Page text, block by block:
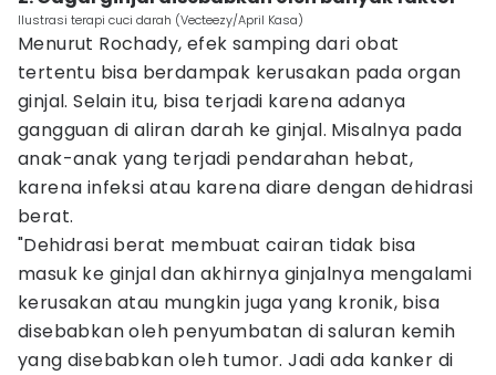
Ilustrasi terapi cuci darah (Vecteezy/April Kasa)
Menurut Rochady, efek samping dari obat
tertentu bisa berdampak kerusakan pada organ
ginjal. Selain itu, bisa terjadi karena adanya
gangguan di aliran darah ke ginjal. Misalnya pada
anak-anak yang terjadi pendarahan hebat,
karena infeksi atau karena diare dengan dehidrasi
berat.
"Dehidrasi berat membuat cairan tidak bisa
masuk ke ginjal dan akhirnya ginjalnya mengalami
kerusakan atau mungkin juga yang kronik, bisa
disebabkan oleh penyumbatan di saluran kemih
yang disebabkan oleh tumor. Jadi ada kanker di